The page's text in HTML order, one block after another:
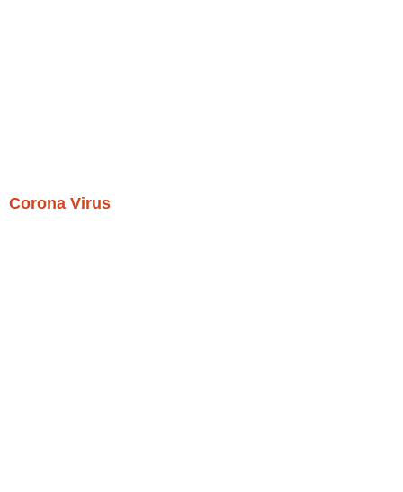
Corona Virus